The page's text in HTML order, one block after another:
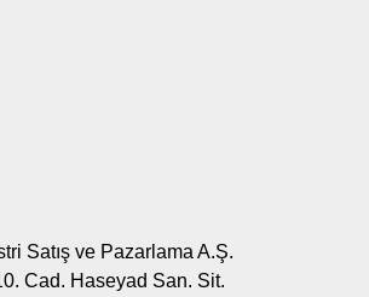
Satış ve Pazarlama A.Ş.
Cad. Haseyad San. Sit.